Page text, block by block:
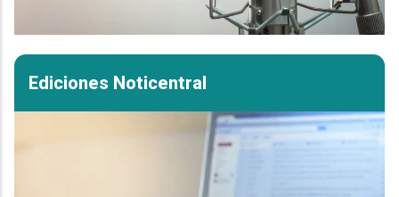
Ediciones Noticentral